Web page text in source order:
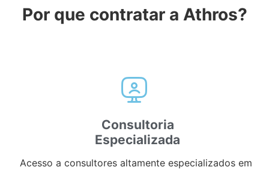
Por que contratar a Athros?
Consultoria
Especializada
Acesso a consultores altamente especializados em